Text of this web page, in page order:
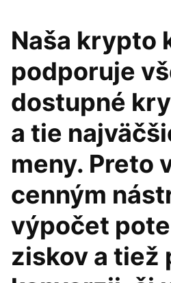
Naša krypto
podporuje
dostupné
a tie
meny. Preto
cenným
výpočet
ziskov a tiež